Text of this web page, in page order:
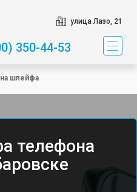
улица Лазо, 21
350-44-53
шлейфа
телефона